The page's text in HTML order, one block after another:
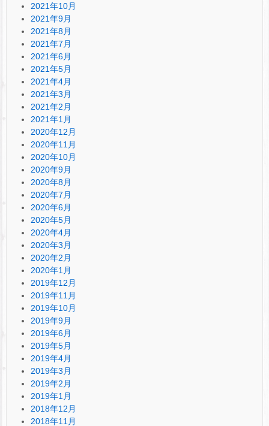
2021年10月
2021年9月
2021年8月
2021年7月
2021年6月
2021年5月
2021年4月
2021年3月
2021年2月
2021年1月
2020年12月
2020年11月
2020年10月
2020年9月
2020年8月
2020年7月
2020年6月
2020年5月
2020年4月
2020年3月
2020年2月
2020年1月
2019年12月
2019年11月
2019年10月
2019年9月
2019年6月
2019年5月
2019年4月
2019年3月
2019年2月
2019年1月
2018年12月
2018年11月